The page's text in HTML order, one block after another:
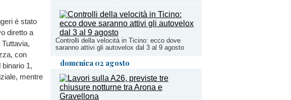
Controlli della velocità in Ticino: ecco dove
saranno attivi gli autovelox dal 3 al 9 agosto
domenica 02 agosto
è stato
diretto a
con
1,
mentre